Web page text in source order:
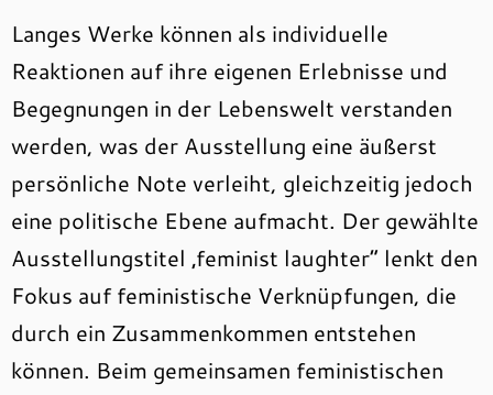
Langes Werke können als individuelle
Reaktionen auf ihre eigenen Erlebnisse und
Begegnungen in der Lebenswelt verstanden
werden, was der Ausstellung eine äußerst
persönliche Note verleiht, gleichzeitig jedoch
eine politische Ebene aufmacht. Der gewählte
Ausstellungstitel ‚feminist laughter“ lenkt den
Fokus auf feministische Verknüpfungen, die
durch ein Zusammenkommen entstehen
können. Beim gemeinsamen feministischen